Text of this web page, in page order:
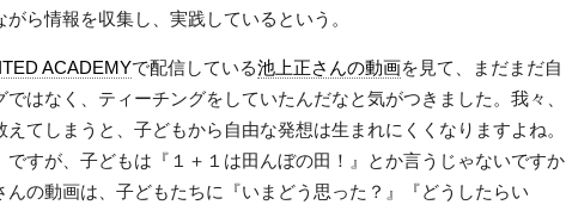
ら情報を収集し、実践しているという。
ACADEMYで配信している池上正さんの動画を見て、まだまだ自
ではなく、ティーチングをしていたんだなと気がつきました。我々、
えてしまうと、子どもから自由な発想は生まれにくくなりますよね。
ですが、子どもは『１＋１は田んぼの田！』とか言うじゃないですか
んの動画は、子どもたちに『いまどう思った？』『どうしたらい